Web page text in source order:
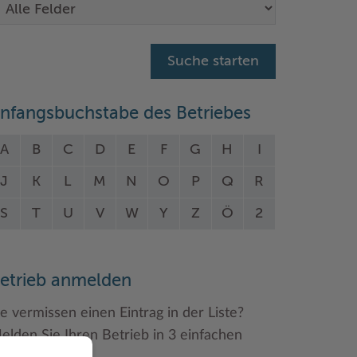
des Betriebes
A B C D E F G H
J K L M N O P Q R
S T U V W Y Z Ö 2
anmelden
vermissen einen Eintrag in der Liste?
Sie Ihren Betrieb in 3 einfachen